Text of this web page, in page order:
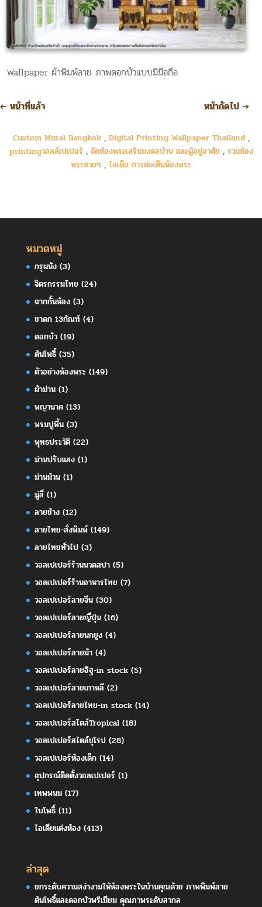
Wallpaper ผ้าพิมพ์ลาย ภาพดอกบัวแบบมีมือถือ
← หน้าที่แล้ว หน้าถัดไป→
Custom Mural Bangkok, Digital Printing Wallpaper Thailand,
printingวอลล์เปเปอร์ , จัดห้องพระเสริมมงคลบ้าน และผู้อยู่อาศัย , รวมห้อง
พระสวยๆ , ไอเดีย การต่อเติมห้องพระ
หมวดหมู่
กรุผนัง(3)
จิตรกรรมไทย (24)
ฉากกั้นห้อง(3)
ชาดก 13กัณฑ์(4)
ดอกบัว(19)
ต้นโพธิ์(35)
ตัวอย่างห้องพระ(149)
ผ้าม่าน(1)
พญานาค(13)
พรมปูพื้น(3)
พุทธประวัติ(22)
ม่านปรับแสง(1)
ม่านม้วน(1)
มู่ลี่(1)
ลายช้าง(12)
ลายไทย-สั่งพิมพ์(149)
ลายไทยทั่วไป(3)
วอลเปเปอร์ร้านนวดสปา(5)
วอลเปเปอร์ร้านอาหารไทย (7)
วอลเปเปอร์ลายจีน(30)
วอลเปเปอร์ลายญี่ปุ่น(16)
วอลเปเปอร์ลายนกยูง(4)
วอลเปเปอร์ลายม้า(4)
วอลเปเปอร์ลายอิฐ-in stock(5)
วอลเปเปอร์ลายเกาหลี(2)
วอลเปเปอร์ลายไทย-in stock(14)
วอลเปเปอร์สไตล์Tropical(18)
วอลเปเปอร์สไตล์ยุโรป(28)
วอลเปเปอร์ห้องเด็ก(14)
อุปกรณ์ติดตั้งวอลเปเปอร์ (1)
เทพพนม(17)
ใบโพธิ์(11)
ไอเดียแต่งห้อง(413)
ล่าสุด
ยกระดับความสง่างามให้ห้องพระในบ้านคุณด้วย ภาพพิมพ์ลาย
ต้นโพธิ์และดอกบัวพรีเมียม คุณภาพระดับสากล